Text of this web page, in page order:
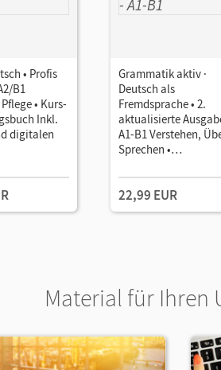
• Profis
B1
• Kurs-
Inkl.
digitalen
Grammatik aktiv ·
Deutsch als
Fremdsprache • 2.
aktualisierte
A1-B1 Verstehen,
Sprechen •
PagePlayer-App
22,99 EUR
Material für Ihren